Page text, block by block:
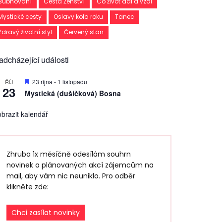
cesty
Oslavy kola roku
Tanec
životní styl
Červený stan
události
ŘÍJ
23
D
p
r
e
é
23 října - 1 listopadu
Mystická (dušičková) Bosna
kalendář
Zhruba 1x měsíčně odesílám souhrn
novinek a plánovaných akcí zájemcům na
mail, aby vám nic neuniklo. Pro odběr
klikněte zde:
Chci zasílat novinky